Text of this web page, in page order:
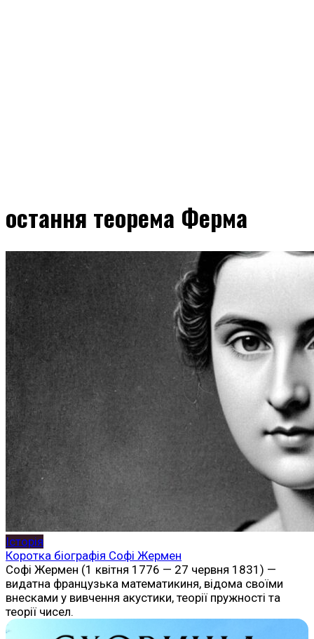
остання теорема Ферма
Історія
Коротка біографія Софі Жермен
Софі Жермен (1 квітня 1776 — 27 червня 1831) —
видатна французька математикиня, відома своїми
внесками у вивчення акустики, теорії пружності та
теорії чисел.